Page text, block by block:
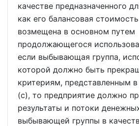
качестве предназначенного
как его балансовая
возмещена в основном путем
продолжающегося
если выбывающая группа,
которой должно быть
критериям, представленным
(c), то предприятие должно
результаты и потоки
выбывающей группы в